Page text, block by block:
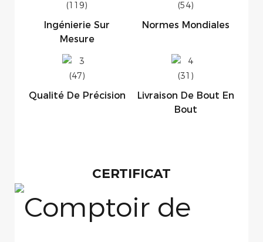
Ingénierie Sur
Mesure
Normes Mondiales
Qualité De Précision
Livraison De Bout En
Bout
CERTIFICAT